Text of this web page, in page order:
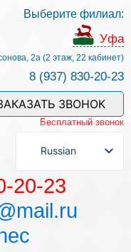
Выберите филиал:
Уфа
2а (2 этаж, 22 кабинет)
8 (937) 830-20-23
ЗВОНОК
Бесплатный звонок
Russian
20-23